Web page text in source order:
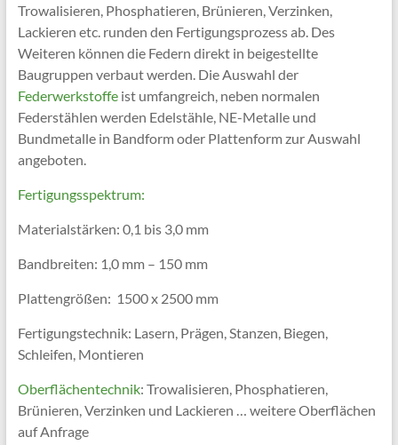
Trowalisieren, Phosphatieren, Brünieren, Verzinken,
Lackieren etc. runden den Fertigungsprozess ab. Des
Weiteren können die Federn direkt in beigestellte
Baugruppen verbaut werden. Die Auswahl der
Federwerkstoffeist umfangreich, neben normalen
Federstählen werden Edelstähle, NE-Metalle und
Bundmetalle in Bandform oder Plattenform zur Auswahl
angeboten.
Fertigungsspektrum:
Materialstärken: 0,1 bis 3,0 mm
Bandbreiten: 1,0 mm – 150 mm
Plattengrößen: 1500 x 2500 mm
Fertigungstechnik: Lasern, Prägen, Stanzen, Biegen,
Schleifen, Montieren
Oberflächentechnik: Trowalisieren, Phosphatieren,
Brünieren, Verzinken und Lackieren … weitere Oberflächen
auf Anfrage